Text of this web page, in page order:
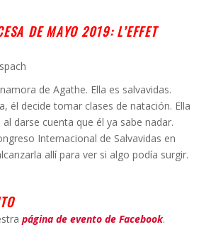
DE MAYO 2019: L’EFFET
de Agathe. Ella es salvavidas.
él decide tomar clases de natación. Ella
darse cuenta que él ya sabe nadar.
Internacional de Salvavidas en
allí para ver si algo podía surgir.
página de evento de Facebook.